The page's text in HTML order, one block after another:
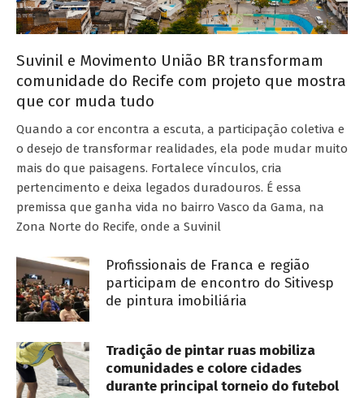
Suvinil e Movimento União BR transformam
comunidade do Recife com projeto que mostra
que cor muda tudo
Quando a cor encontra a escuta, a participação coletiva e
o desejo de transformar realidades, ela pode mudar muito
mais do que paisagens. Fortalece vínculos, cria
pertencimento e deixa legados duradouros. É essa
premissa que ganha vida no bairro Vasco da Gama, na
Zona Norte do Recife, onde a Suvinil
Profissionais de Franca e região
participam de encontro do Sitivesp
de pintura imobiliária
Tradição de pintar ruas mobiliza
comunidades e colore cidades
durante principal torneio do futebol